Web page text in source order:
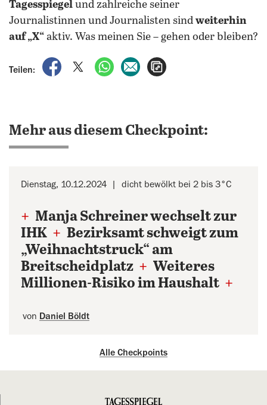
Tagesspiegel und zahlreiche seiner
Journalistinnen und Journalisten sind weiterhin
auf „X“ aktiv. Was meinen Sie – gehen oder bleiben?
Teilen:
auf Facebook teilen
auf X teilenper WhatsApp teilen
per E-Mail teilen
Mehr aus diesem Checkpoint:
Dienstag, 10.12.2024 dicht bewölkt bei 2 bis 3°C
+ Manja Schreiner wechselt zur
IHK + Bezirksamt schweigt zum
„Weihnachtstruck“ am
Breitscheidplatz + Weiteres
Millionen-Risiko im Haushalt +
von Daniel Böldt
Alle Checkpoints